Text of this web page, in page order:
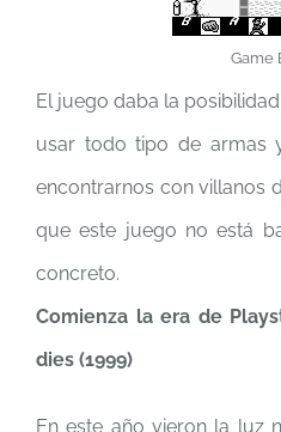
Game
El juego daba la
usar todo tipo de armas
encontrarnos con villanos
que este juego no está
concreto.
Comienza la era de
dies (1999)
En este año vieron la luz